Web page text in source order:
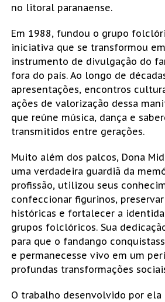
no litoral paranaense.
Em 1988, fundou o grupo
iniciativa que se transformou
instrumento de divulgação do
fora do país. Ao longo de
apresentações, encontros
ações de valorização dessa
que reúne música, dança e
transmitidos entre gerações.
Muito além dos palcos, Dona
uma verdadeira guardiã da
profissão, utilizou seus
confeccionar figurinos,
históricas e fortalecer a
grupos folclóricos. Sua
para que o fandango
e permanecesse vivo em um
profundas transformações
O trabalho desenvolvido por ela